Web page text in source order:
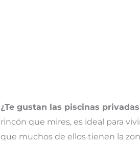
¿Te gustan las piscinas
rincón que mires, es ideal para
que muchos de ellos tienen la